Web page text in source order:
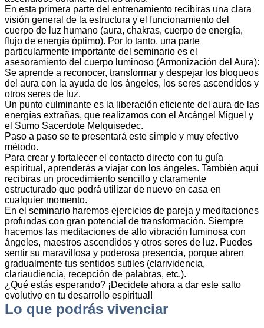
En esta primera parte del entrenamiento recibiras una clara
visión general de la estructura y el funcionamiento del
cuerpo de luz humano (aura, chakras, cuerpo de energía,
flujo de energía óptimo). Por lo tanto, una parte
particularmente importante del seminario es el
asesoramiento del cuerpo luminoso (Armonización del Aura):
Se aprende a reconocer, transformar y despejar los bloqueos
del aura con la ayuda de los ángeles, los seres ascendidos y
otros seres de luz.
Un punto culminante es la liberación eficiente del aura de las
energías extrañas, que realizamos con el Arcángel Miguel y
el Sumo Sacerdote Melquisedec.
Paso a paso se te presentará este simple y muy efectivo
método.
Para crear y fortalecer el contacto directo con tu guía
espiritual, aprenderás a viajar con los ángeles. También aquí
recibiras un procedimiento sencillo y claramente
estructurado que podrá utilizar de nuevo en casa en
cualquier momento.
En el seminario haremos ejercicios de pareja y meditaciones
profundas con gran potencial de transformación. Siempre
hacemos las meditaciones de alto vibración luminosa con
ángeles, maestros ascendidos y otros seres de luz. Puedes
sentir su maravillosa y poderosa presencia, porque abren
gradualmente tus sentidos sutiles (clarividencia,
clariaudiencia, recepción de palabras, etc.).
¿Qué estás esperando? ¡Decidete ahora a dar este salto
evolutivo en tu desarrollo espiritual!
Lo que podrás vivenciar